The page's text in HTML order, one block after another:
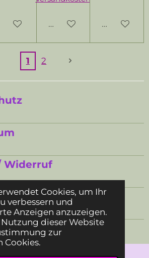
Cookies, um Ihr
verbessern und
Anzeigen anzuzeigen.
dieser Website
zur
Cookies.
den WarenkorbIn den Warenkorb
In den
1 2
Widerruf
BI
BI